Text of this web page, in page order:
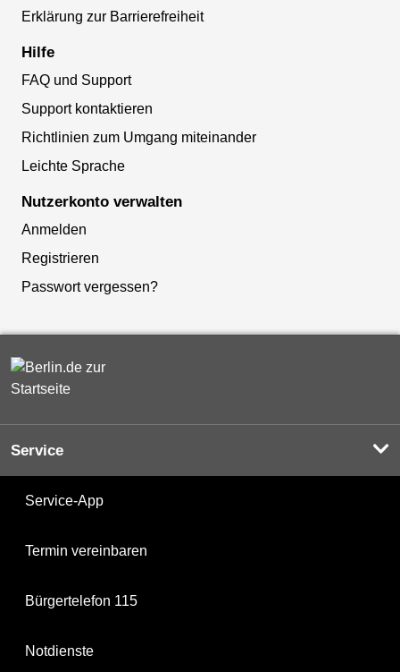
Erklärung zur Barrierefreiheit
Hilfe
FAQ und Support
Support kontaktieren
Richtlinien zum Umgang miteinander
Leichte Sprache
Nutzerkonto verwalten
Anmelden
Registrieren
Passwort vergessen?
Service
Service-App
Termin vereinbaren
Bürgertelefon 115
Notdienste